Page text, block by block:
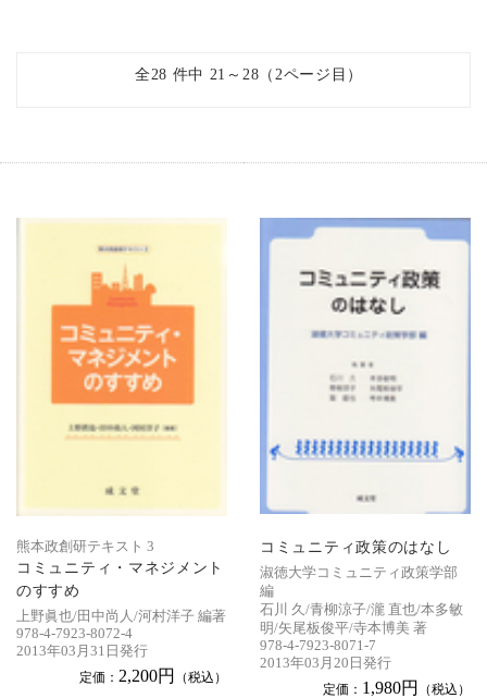
全28 件中 21～28（2ページ目）
熊本政創研テキスト 3
コミュニティ・マネジメント
のすすめ
上野眞也/田中尚人/河村洋子 編著
978-4-7923-8072-4
2013年03月31日発行
定価： 2,200円 （税込）
コミュニティ政策のはなし
淑徳大学コミュニティ政策学部
編
石川 久/青柳涼子/瀧 直也/本多敏
明/矢尾板俊平/寺本博美 著
978-4-7923-8071-7
2013年03月20日発行
定価： 1,980円 （税込）